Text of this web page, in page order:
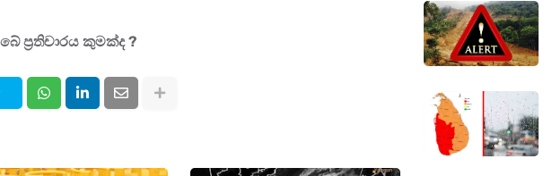
- රුපියල් 45,650
8 grams) - රුපියල් 365,000
ප්‍රතිචාරය කුමක්ද ?